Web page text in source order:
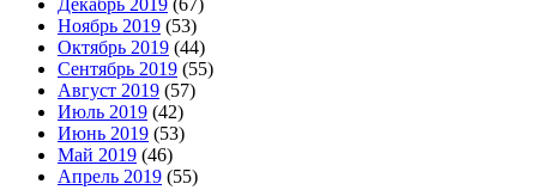
Декабрь 2019 (67)
Ноябрь 2019 (53)
Октябрь 2019 (44)
Сентябрь 2019 (55)
Август 2019 (57)
Июль 2019 (42)
Июнь 2019 (53)
Май 2019 (46)
Апрель 2019 (55)